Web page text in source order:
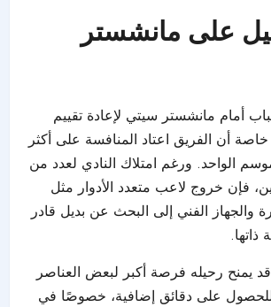
على مانشستر
أمام مانشستر سيتي لإعادة تقييم
خاصة أن الفريق اعتاد المنافسة على أكثر
الواحد. ورغم امتلاك النادي لعدد من
فإن خروج لاعب متعدد الأدوار مثل
والجهاز الفني إلى البحث عن بديل قادر
ذاتها.
يمنح رحيله فرصة أكبر لبعض العناصر
للحصول على دقائق إضافية، خصوصًا في